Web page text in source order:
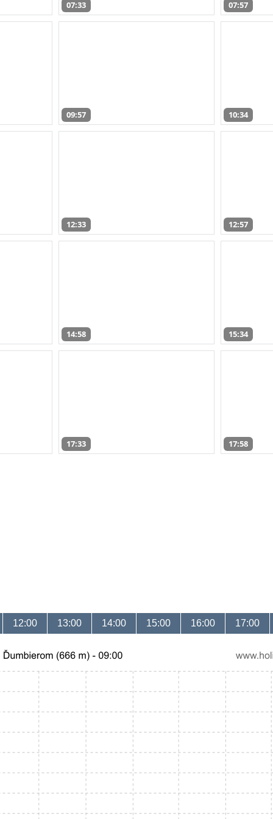
07:33 07:57
09:57 10:34
12:33 12:57
14:58 15:34
17:33 17:58
12:00 13:00 14:00 15:00 16:00 17:00